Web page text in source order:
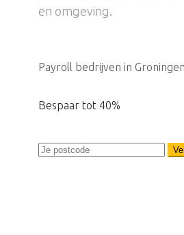
en omgeving.
Payroll bedrijven in
Bespaar tot 40%